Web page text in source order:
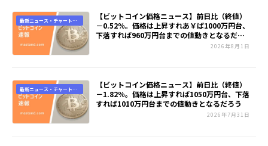
最新ニュース・チャート速
報
【ビットコイン価格ニュース】前日比（終値）
－0.52％。価格は上昇すれあ￥ば1000万円台、
下落すれば960万円台までの値動きとなるだろ
2026年8月1日
最新ニュース・チャート速
報
【ビットコイン価格ニュース】前日比（終値）
－1.82％。価格は上昇すれば1050万円台、下落
すれば1010万円台までの値動きとなるだろう
2026年7月31日